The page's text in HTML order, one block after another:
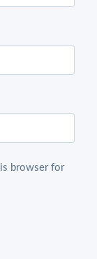
browser for